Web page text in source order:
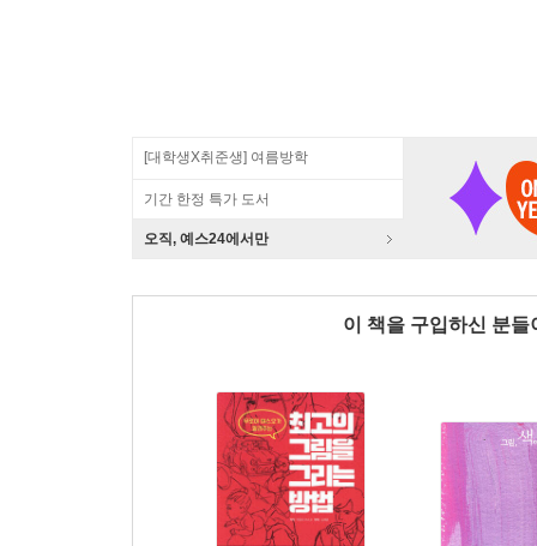
[대학생X취준생] 여름방학
기간 한정 특가 도서
오직, 예스24에서만
이 책을 구입하신 분